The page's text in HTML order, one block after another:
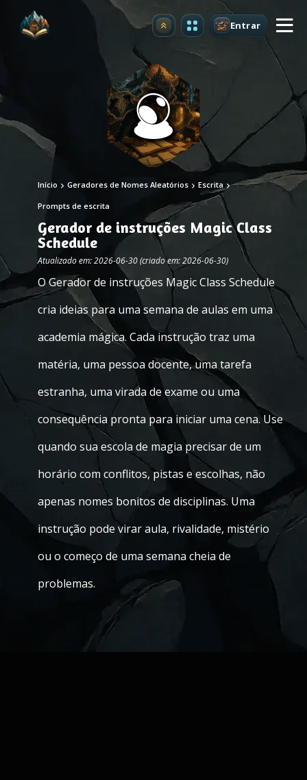
Atualizar Entrar
Início Geradores de Nomes Aleatórios Escrita
Prompts de escrita
Gerador de instruções Magic Class
Schedule
Atualizado em: 2026-06-30 (criado em: 2026-06-30)
O Gerador de instruções Magic Class Schedule
cria ideias para uma semana de aulas em uma
academia mágica. Cada instrução traz uma
matéria, uma pessoa docente, uma tarefa
estranha, uma virada de exame ou uma
consequência pronta para iniciar uma cena. Use
quando sua escola de magia precisar de um
horário com conflitos, pistas e escolhas, não
apenas nomes bonitos de disciplinas. Uma
instrução pode virar aula, rivalidade, mistério
ou o começo de uma semana cheia de
problemas.